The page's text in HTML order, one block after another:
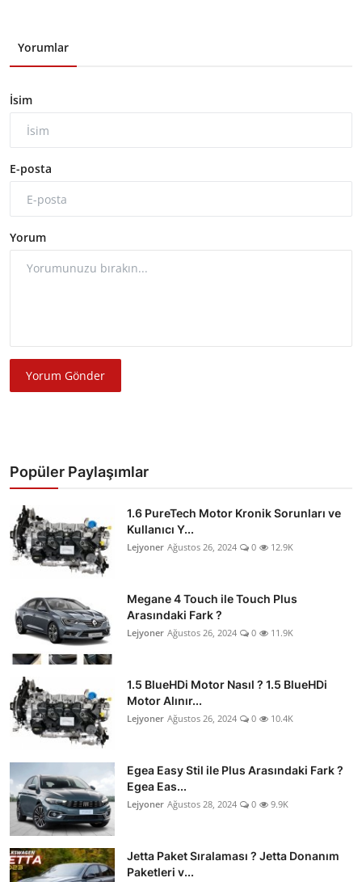
Yorumlar
İsim
E-posta
Yorum
Yorum Gönder
Popüler Paylaşımlar
1.6 PureTech Motor Kronik Sorunları ve
Kullanıcı Y...
Lejyoner Ağustos 26, 2024 0 12.9K
Megane 4 Touch ile Touch Plus
Arasındaki Fark ?
Lejyoner Ağustos 26, 2024 0 11.9K
1.5 BlueHDi Motor Nasıl ? 1.5 BlueHDi
Motor Alınır...
Lejyoner Ağustos 26, 2024 0 10.4K
Egea Easy Stil ile Plus Arasındaki Fark ?
Egea Eas...
Lejyoner Ağustos 28, 2024 0 9.9K
Jetta Paket Sıralaması ? Jetta Donanım
Paketleri v...